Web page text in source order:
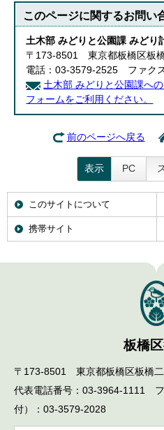
このページに関するお問い
土木部 みどりと公園課 みどり
〒173-8501 東京都板橋区板
電話：03-3579-2525 ファク
土木部 みどりと公園課へ
フォームをご利用ください。
前のページへ戻る
表示 PC
このサイトについて
携帯サイト
板橋
〒173-8501 東京都板橋区板橋
代表電話番号：03-3964-1111
付）：03-3579-2028